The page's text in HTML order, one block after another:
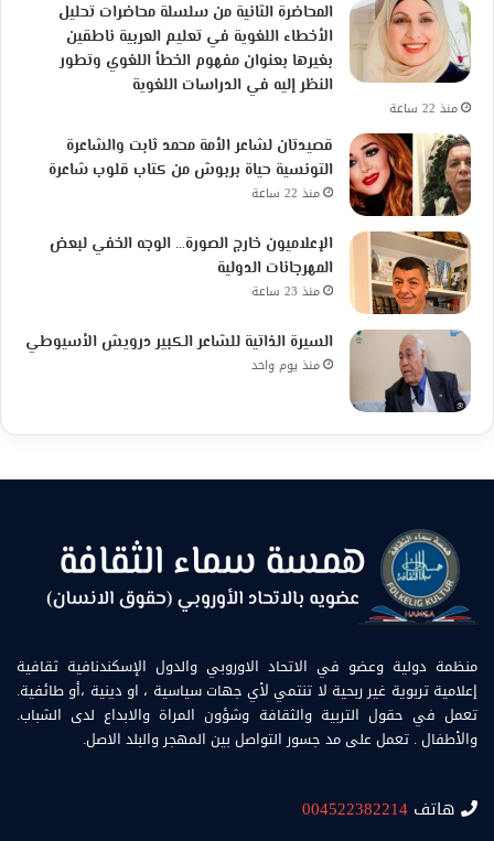
المحاضرة الثانية من سلسلة محاضرات تحليل
الأخطاء اللغوية في تعليم العربية ناطقين
بغيرها بعنوان مفهوم الخطأ اللغوي وتطور
النظر إليه في الدراسات اللغوية
منذ 22 ساعة
قصيدتان لشاعر الأمة محمد ثابت والشاعرة
التونسية حياة بربوش من كتاب قلوب شاعرة
منذ 22 ساعة
الإعلاميون خارج الصورة… الوجه الخفي لبعض
المهرجانات الدولية
منذ 23 ساعة
السيرة الذاتية للشاعر الكبير درويش الأسيوطي
منذ يوم واحد
منظمة دولية وعضو في الاتحاد الاوروبي والدول الإسكندنافية ثقافية
إعلامية تربوية غير ربحية لا تنتمي لأي جهات سياسية ، او دينية ،أو طائفية.
تعمل في حقول التربية والثقافة وشؤون المراة والابداع لدى الشباب.
والأطفال . تعمل على مد جسور التواصل بين المهجر والبلد الاصل.
هاتف 004522382214